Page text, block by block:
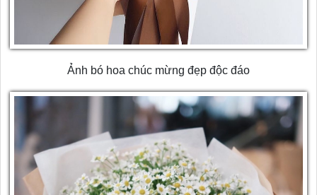
Ảnh bó hoa chúc mừng đẹp độc đáo